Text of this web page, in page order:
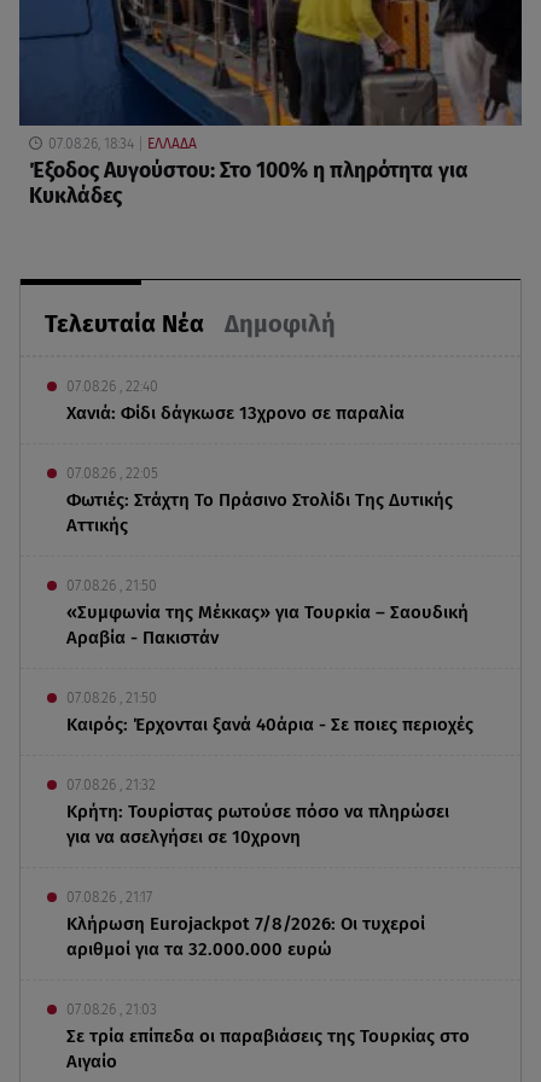
Τελευταία Νέα Δημοφιλή
07.08.26 , 22:40
Χανιά: Φίδι δάγκωσε 13χρονο σε παραλία
07.08.26 , 22:05
Φωτιές: Στάχτη Το Πράσινο Στολίδι Της Δυτικής
Αττικής
07.08.26 , 21:50
«Συμφωνία της Μέκκας» για Τουρκία – Σαουδική
Αραβία - Πακιστάν
07.08.26 , 21:50
Καιρός: Έρχονται ξανά 40άρια - Σε ποιες περιοχές
07.08.26 , 21:32
Κρήτη: Τουρίστας ρωτούσε πόσο να πληρώσει
για να ασελγήσει σε 10χρονη
07.08.26 , 21:17
Κλήρωση Eurojackpot 7/8/2026: Οι τυχεροί
αριθμοί για τα 32.000.000 ευρώ
07.08.26 , 21:03
Σε τρία επίπεδα οι παραβιάσεις της Τουρκίας στο
Αιγαίο
07.08.26, 18:34 ΕΛΛΑΔΑ
Έξοδος Αυγούστου: Στο 100% η πληρότητα για
Κυκλάδες